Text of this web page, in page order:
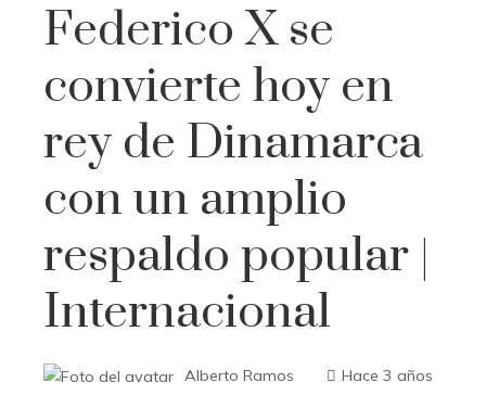
Federico X se
convierte hoy en
rey de Dinamarca
con un amplio
respaldo popular |
Internacional
Alberto Ramos Hace 3 años